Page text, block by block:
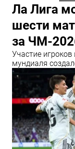
Ла Лига
шести
за ЧМ-
Участие
мундиаля